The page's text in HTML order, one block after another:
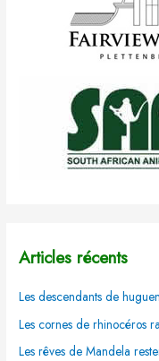
Articles récents
Les descendants de
Les cornes de rhinocéros
Les rêves de Mandela